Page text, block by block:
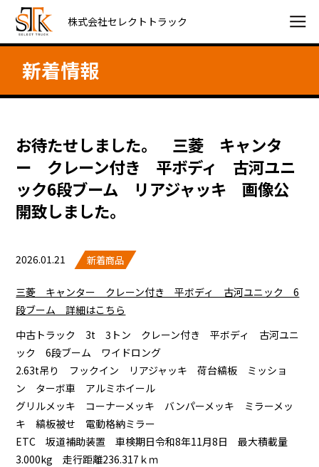
株式会社セレクトトラック
新着情報
お待たせしました。 三菱 キャンタ
ー クレーン付き 平ボディ 古河ユニ
ック6段ブーム リアジャッキ 画像公
開致しました。
2026.01.21 新着商品
三菱 キャンター クレーン付き 平ボディ 古河ユニック 6
段ブーム 詳細はこちら
中古トラック 3t 3トン クレーン付き 平ボディ 古河ユニ
ック 6段ブーム ワイドロング
2.63t吊り フックイン リアジャッキ 荷台縞板 ミッショ
ン ターボ車 アルミホイール
グリルメッキ コーナーメッキ バンパーメッキ ミラーメッ
キ 縞板被せ 電動格納ミラー
ETC 坂道補助装置 車検期日令和8年11月8日 最大積載量
3.000kg 走行距離236.317ｋｍ